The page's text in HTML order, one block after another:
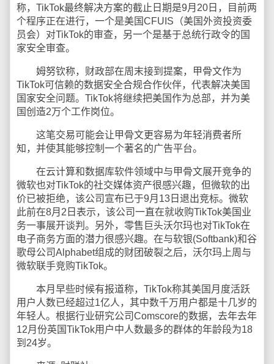
称，TikTok最终解决方案的截止日期是9月20日，目前两
个程序正在进行，一个是美国CFUIS（美国外资投资委
员会）对TikTok的审查，另一个是基于总统行政令的国
家安全审查。
姆努钦称，财政部在周末接到提案，甲骨文作为
TikTok可信赖的数据安全合规合作伙伴，代表解决美国
国家安全问题。TikTok将继续把美国作为总部，并为美
国创造2万个工作岗位。
这笔交易可能会让甲骨文更容易为年轻消费者所
知，并使其能够控制一个著名的广告平台。
在云计算和数据库软件领域中与甲骨文展开竞争的
微软也对TikTok的社交媒体资产很感兴趣，但微软的出
价已被拒绝，该公司宣布已于9月13日退出竞标。微软
此前在8月2日表示，该公司一直在就收购TikTok美国业
务一事展开谈判。另外，零售巨头沃尔玛也对TikTok在
电子商务方面的潜力很感兴趣。在与软银(Softbank)和谷
歌母公司Alphabet组成的财团破裂之后，沃尔玛上周与
微软联手竞购TikTok。
本月早些时候有报道称，TikTok称其美国月度活跃
用户人数已经超过1亿人，其中数千万用户都是十几岁的
年轻人。根据行业研究公司Comscore的数据，去年去年
12月份英国TikTok用户中人数最多的群体的年龄段为18
到24岁。